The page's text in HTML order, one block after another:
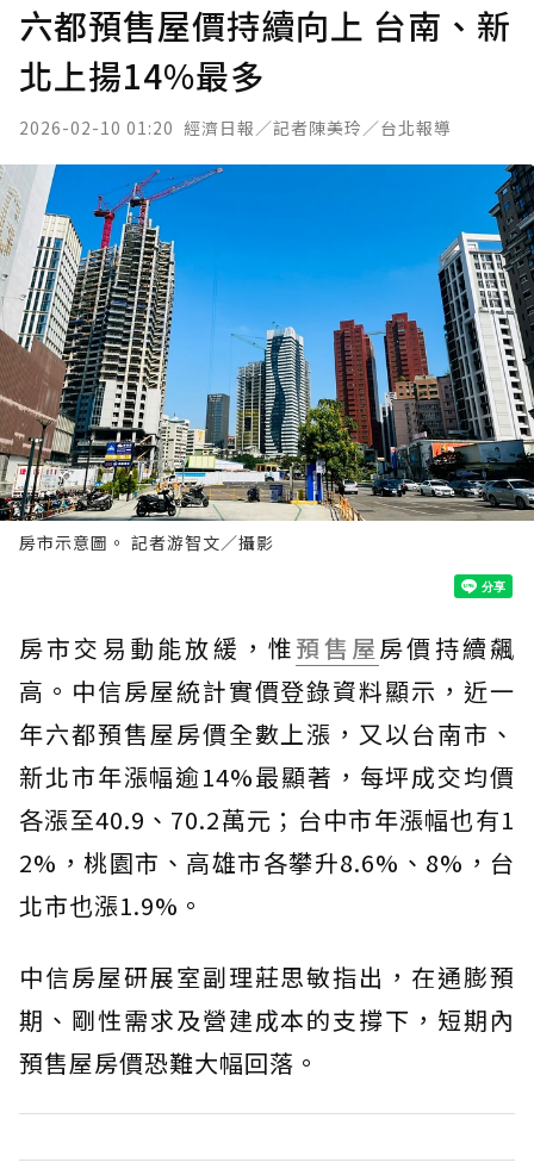
六都預售屋價持續向上 台南、新
北上揚14%最多
2026-02-10 01:20 經濟日報／記者陳美玲／台北報導
房市示意圖。 記者游智文／攝影
房市交易動能放緩，惟預售屋房價持續飆
高。中信房屋統計實價登錄資料顯示，近一
年六都預售屋房價全數上漲，又以台南市、
新北市年漲幅逾14%最顯著，每坪成交均價
各漲至40.9、70.2萬元；台中市年漲幅也有1
2%，桃園市、高雄市各攀升8.6%、8%，台
北市也漲1.9%。
中信房屋研展室副理莊思敏指出，在通膨預
期、剛性需求及營建成本的支撐下，短期內
預售屋房價恐難大幅回落。